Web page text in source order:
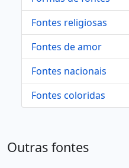
Fontes religiosas
Fontes de amor
Fontes nacionais
Fontes coloridas
Outras fontes